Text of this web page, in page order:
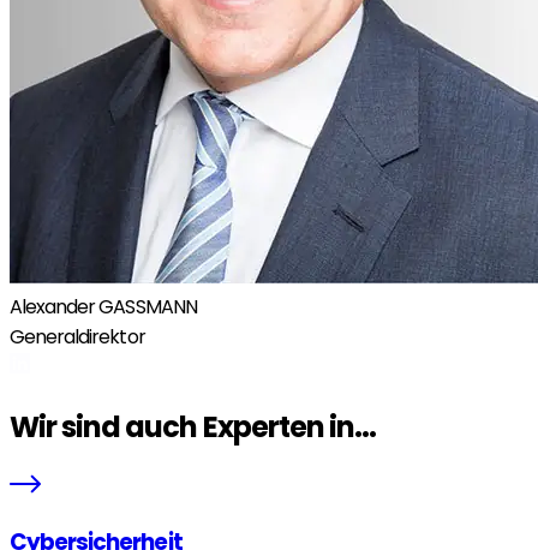
Alexander GASSMANN
Generaldirektor
Wir sind auch Experten in...
Cybersicherheit